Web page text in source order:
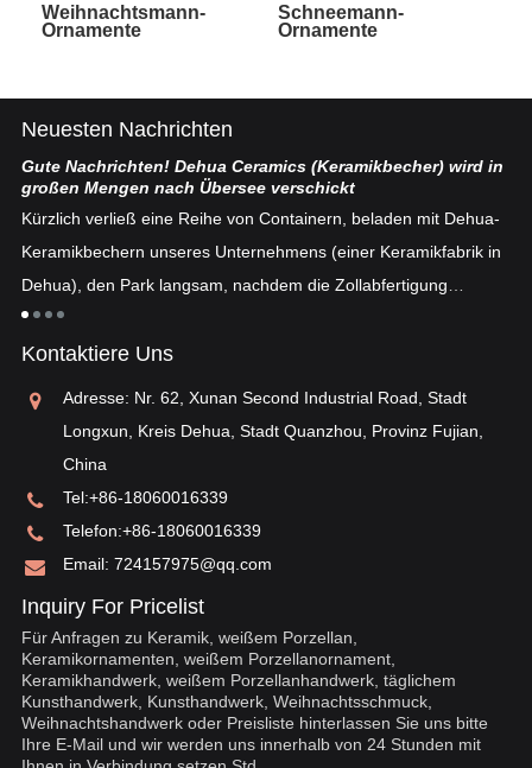
Weihnachtsmann-
Ornamente
Schneemann-
Ornamente
Neuesten Nachrichten
Gute Nachrichten! Dehua Ceramics (Keramikbecher) wird in
großen Mengen nach Übersee verschickt
Kürzlich verließ eine Reihe von Containern, beladen mit Dehua-
Keramikbechern unseres Unternehmens (einer Keramikfabrik in
Dehua), den Park langsam, nachdem die Zollabfertigung
abgeschlossen war ...
Kontaktiere Uns
Adresse: Nr. 62, Xunan Second Industrial Road, Stadt
Longxun, Kreis Dehua, Stadt Quanzhou, Provinz Fujian,
China
Tel:+86-18060016339
Telefon:+86-18060016339
Email: 724157975@qq.com
Inquiry For Pricelist
Für Anfragen zu Keramik, weißem Porzellan,
Keramikornamenten, weißem Porzellanornament,
Keramikhandwerk, weißem Porzellanhandwerk, täglichem
Kunsthandwerk, Kunsthandwerk, Weihnachtsschmuck,
Weihnachtshandwerk oder Preisliste hinterlassen Sie uns bitte
Ihre E-Mail und wir werden uns innerhalb von 24 Stunden mit